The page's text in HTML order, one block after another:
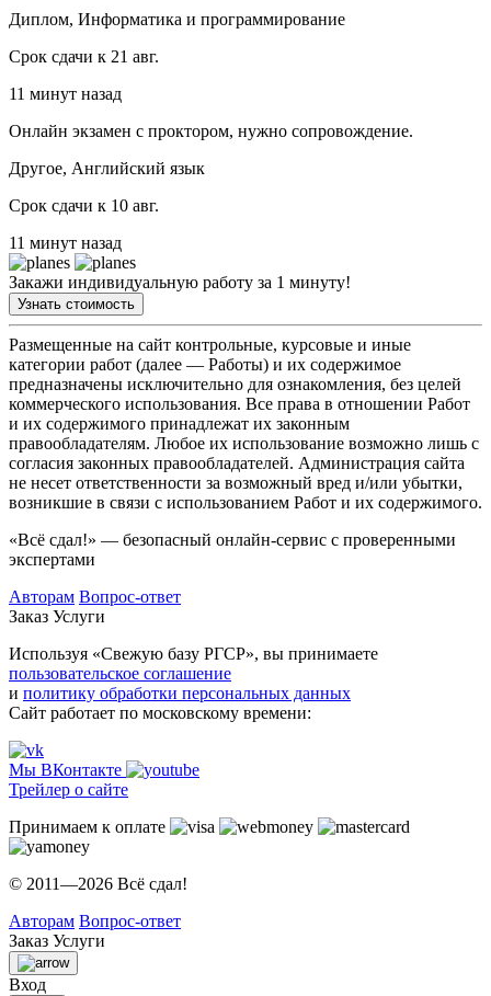
Диплом, Информатика и программирование
Срок сдачи к 21 авг.
11 минут назад
Онлайн экзамен с проктором, нужно сопровождение.
Другое, Английский язык
Срок сдачи к 10 авг.
11 минут назад
Закажи индивидуальную работу за 1 минуту!
Узнать стоимость
Размещенные на сайт контрольные, курсовые и иные
категории работ (далее — Работы) и их содержимое
предназначены исключительно для ознакомления, без целей
коммерческого использования. Все права в отношении Работ
и их содержимого принадлежат их законным
правообладателям. Любое их использование возможно лишь с
согласия законных правообладателей. Администрация сайта
не несет ответственности за возможный вред и/или убытки,
возникшие в связи с использованием Работ и их содержимого.
«Всё сдал!» — безопасный онлайн-сервис с проверенными
экспертами
Авторам Вопрос-ответ
Заказ Услуги
Используя «Свежую базу РГСР», вы принимаете
пользовательское соглашение
и политику обработки персональных данных
Сайт работает по московскому времени:
Мы ВКонтакте
Трейлер о сайте
Принимаем к оплате
© 2011—2026 Всё сдал!
Авторам Вопрос-ответ
Заказ Услуги
Вход